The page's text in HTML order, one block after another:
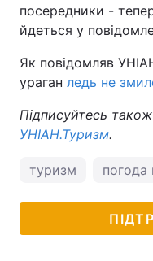
посередники -
йдеться у
Як повідомляв
ураган ледь не
Підписуйтесь
УНІАН.Туризм.
туризм погода